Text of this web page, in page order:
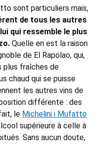
sont particuliers mais,
de tous les autres
qui ressemble le plus
Quelle en est la raison
de El Rapolao, qui,
plus fraîches de
chaud qui se puisse
les autres vins de
différente : des
le Michelini i Mufatto
supérieure à celle à
Sans aucun doute,